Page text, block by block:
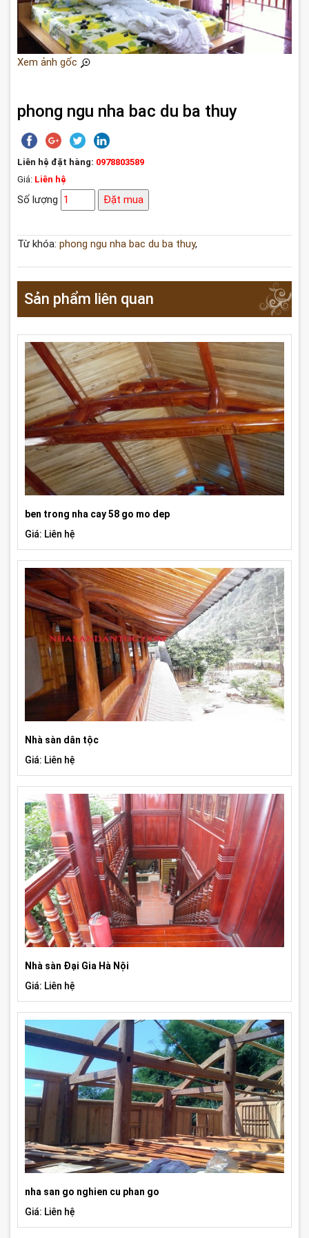
Xem ảnh gốc
phong ngu nha bac du ba thuy
Liên hệ đặt hàng: 0978803589
Giá: Liên hệ
Số lượng Đặt mua
Từ khóa: phong ngu nha bac du ba thuy,
Sản phẩm liên quan
ben trong nha cay 58 go mo dep
Giá: Liên hệ
Nhà sàn dân tộc
Giá: Liên hệ
Nhà sàn Đại Gia Hà Nội
Giá: Liên hệ
nha san go nghien cu phan go
Giá: Liên hệ